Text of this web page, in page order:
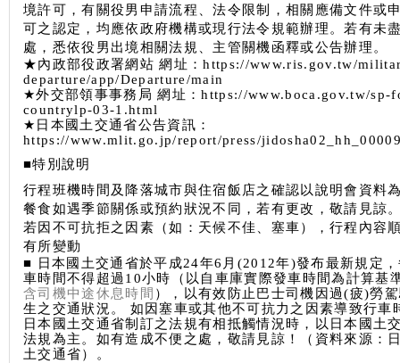
境許可，有關役男申請流程、法令限制，相關應備文件或
可之認定，均應依政府機構或現行法令規範辦理。若有未
處，悉依役男出境相關法規、主管關機函釋或公告辦理。
★內政部役政署網站 網址：https://www.ris.gov.tw/
departure/app/Departure/main
★外交部領事事務局 網址：https://www.boca.gov.tw/sp-
countrylp-03-1.html
★日本國土交通省公告資訊：
https://www.mlit.go.jp/report/press/
■特別說明
行程班機時間及降落城市與住宿飯店之確認以說明會資料
餐食如遇季節關係或預約狀況不同，若有更改，敬請見諒
若因不可抗拒之因素（如：天候不佳、塞車），行程內容
有所變動
■ 日本國土交通省於平成24年6月(2012年)發布最新規定
車時間不得超過10小時（以自車庫實際發車時間為計算基
含司機中途休息時間 ），以有效防止巴士司機因過(疲)勞
生之交通狀況。 如因塞車或其他不可抗力之因素導致行車
日本國土交通省制訂之法規有相抵觸情況時，以日本國土
法規為主。如有造成不便之處，敬請見諒！（資料來源：
土交通省）。